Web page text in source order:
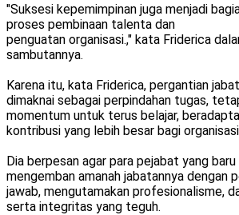
"Suksesi kepemimpinan juga menjadi
proses pembinaan talenta dan
penguatan organisasi.," kata Friderica
sambutannya.
Karena itu, kata Friderica, pergantian
dimaknai sebagai perpindahan tugas,
momentum untuk terus belajar,
kontribusi yang lebih besar bagi
Dia berpesan agar para pejabat yang
mengemban amanah jabatannya dengan
jawab, mengutamakan profesionalisme,
serta integritas yang teguh.